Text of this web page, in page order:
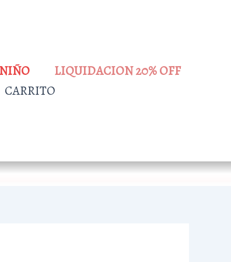
LIQUIDACION 20% OFF
CARRITO